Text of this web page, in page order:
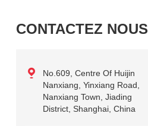
CONTACTEZ NOUS
No.609, Centre Of Huijin
Nanxiang, Yinxiang Road,
Nanxiang Town, Jiading
District, Shanghai, China